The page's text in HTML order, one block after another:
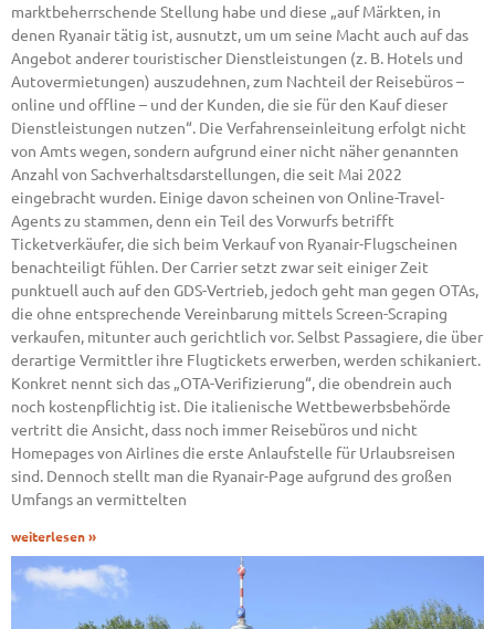
marktbeherrschende Stellung habe und diese „auf Märkten, in
denen Ryanair tätig ist, ausnutzt, um um seine Macht auch auf das
Angebot anderer touristischer Dienstleistungen (z. B. Hotels und
Autovermietungen) auszudehnen, zum Nachteil der Reisebüros –
online und offline – und der Kunden, die sie für den Kauf dieser
Dienstleistungen nutzen“. Die Verfahrenseinleitung erfolgt nicht
von Amts wegen, sondern aufgrund einer nicht näher genannten
Anzahl von Sachverhaltsdarstellungen, die seit Mai 2022
eingebracht wurden. Einige davon scheinen von Online-Travel-
Agents zu stammen, denn ein Teil des Vorwurfs betrifft
Ticketverkäufer, die sich beim Verkauf von Ryanair-Flugscheinen
benachteiligt fühlen. Der Carrier setzt zwar seit einiger Zeit
punktuell auch auf den GDS-Vertrieb, jedoch geht man gegen OTAs,
die ohne entsprechende Vereinbarung mittels Screen-Scraping
verkaufen, mitunter auch gerichtlich vor. Selbst Passagiere, die über
derartige Vermittler ihre Flugtickets erwerben, werden schikaniert.
Konkret nennt sich das „OTA-Verifizierung“, die obendrein auch
noch kostenpflichtig ist. Die italienische Wettbewerbsbehörde
vertritt die Ansicht, dass noch immer Reisebüros und nicht
Homepages von Airlines die erste Anlaufstelle für Urlaubsreisen
sind. Dennoch stellt man die Ryanair-Page aufgrund des großen
Umfangs an vermittelten
weiterlesen »